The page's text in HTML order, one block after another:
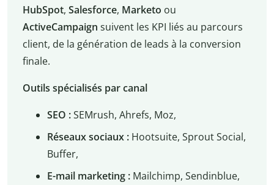
HubSpot, Salesforce, Marketo ou
ActiveCampaign suivent les KPI liés au parcours
client, de la génération de leads à la conversion
finale.
Outils spécialisés par canal
SEO :SEMrush, Ahrefs, Moz,
Réseaux sociaux :Hootsuite, Sprout Social,
Buffer,
E-mail marketing :Mailchimp, Sendinblue,